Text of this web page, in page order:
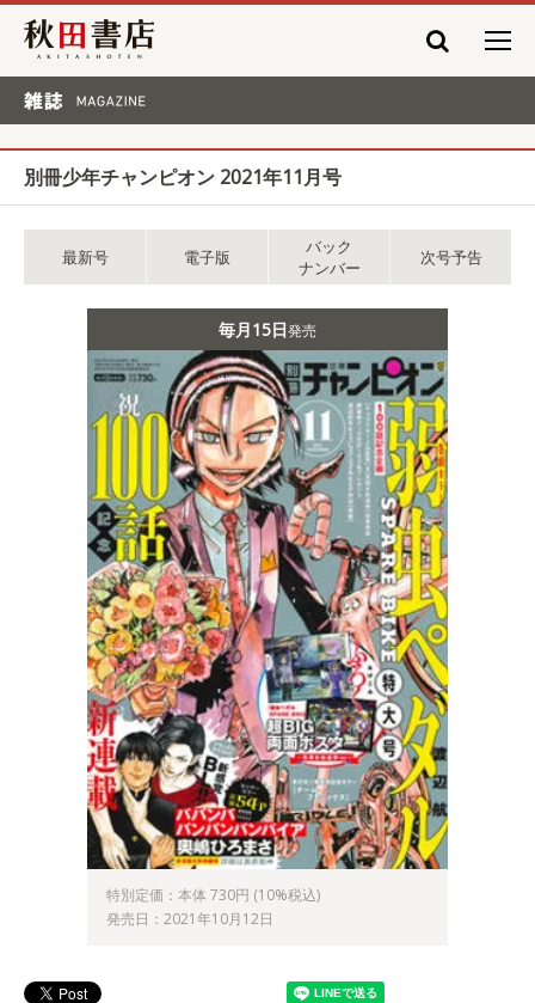
秋田書店
別冊少年チャンピオン 2021年11月号
最新号 電子版
バック
ナンバー
次号予告
毎月15日発売
特別定価：本体 730円 (10%税込)
発売日：2021年10月12日